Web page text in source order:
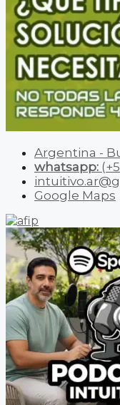
Argentina -
whatsapp:
Google Maps